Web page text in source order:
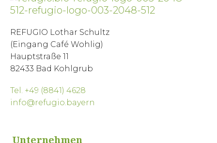
REFUGIO Lothar Schultz
(Eingang Café Wohlig)
Hauptstraße 11
82433 Bad Kohlgrub
Tel. +49 (8841) 4628
info@refugio.bayern
Unternehmen